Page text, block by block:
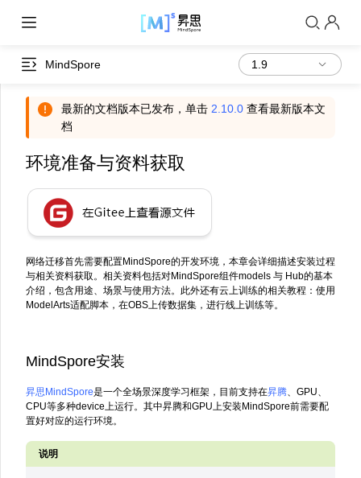
MindSpore
最新的文档版本已发布，单击 2.10.0 查看最新版本文
档
环境准备与资料获取
网络迁移首先需要配置MindSpore的开发环境，本章会详细描述安装过程
与相关资料获取。相关资料包括对MindSpore组件models 与 Hub的基本
介绍，包含用途、场景与使用方法。此外还有云上训练的相关教程：使用
ModelArts适配脚本，在OBS上传数据集，进行线上训练等。
MindSpore安装
昇思MindSpore是一个全场景深度学习框架，目前支持在昇腾、GPU、
CPU等多种device上运行。其中昇腾和GPU上安装MindSpore前需要配
置好对应的运行环境。